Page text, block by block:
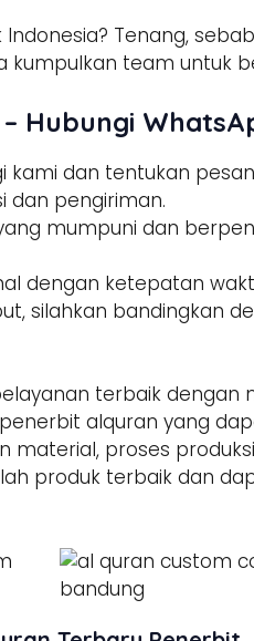
Tenang,
team untuk
kami dan tentukan
dan pengiriman.
mumpuni dan
dengan ketepatan
silahkan bandingkan
terbaik
alquran yang
material, proses
produk terbaik dan